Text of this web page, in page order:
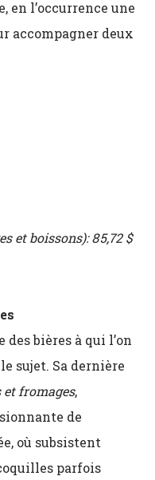
en l’occurrence une
accompagner deux
et boissons): 85,72 $
bières à qui l’on
sujet. Sa dernière
et fromages,
de
où subsistent
parfois